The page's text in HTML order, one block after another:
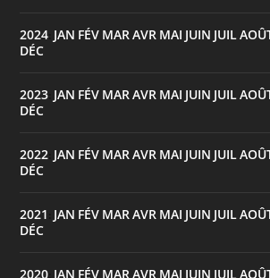
2024 JAN FÉV MARAVR MAI JUIN JUIL
DÉC
2023 JAN FÉV MARAVR MAI JUIN JUIL
DÉC
2022 JAN FÉV MARAVR MAI JUIN JUIL
DÉC
2021 JAN FÉV MARAVR MAI JUIN JUIL
DÉC
2020 JAN FÉV MAR AVR MAI JUIN JUIL